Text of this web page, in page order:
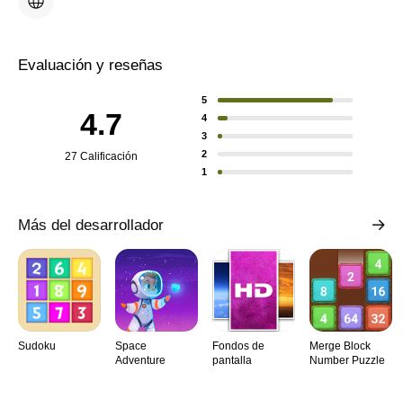
Evaluación y reseñas
4.7
27 Calificación
5
4
3
2
1
Más del desarrollador
Sudoku
Space
Adventure
Fondos de
pantalla
Merge Block
Number Puzzle